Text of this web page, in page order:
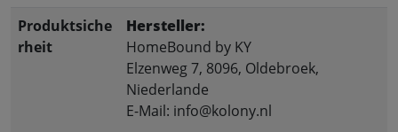
Produktsiche
rheit
Hersteller:
HomeBound by KY
Elzenweg 7, 8096, Oldebroek,
Niederlande
E-Mail: info@kolony.nl